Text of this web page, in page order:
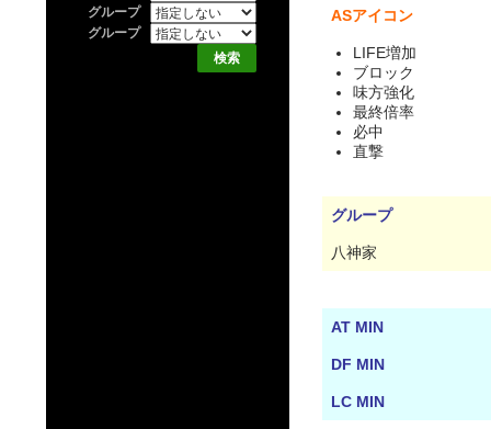
ASアイコン
LIFE増加
ブロック
味方強化
最終倍率
必中
直撃
グループ
八神家
AT MIN
DF MIN
LC MIN
グループ
グループ